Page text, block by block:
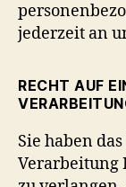
jederzeit an
RECHT AUF
Sie haben
Verarbeitung